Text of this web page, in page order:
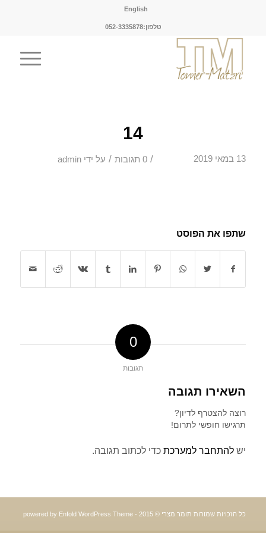
English
טלפון:052-3335878
14
13 במאי 2019 / 0 תגובות / על ידי admin
שתפו את הפוסט
0
תגובות
השאירו תגובה
רוצה להצטרף לדיון?
תרגישו חופשי לתרום!
יש להתחבר למערכתכדי לכתוב תגובה.
כל הזכויות שמורות תומר מצרי © 2015 - powered by Enfold WordPress Theme